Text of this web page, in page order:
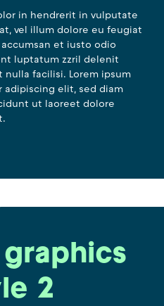
in hendrerit in vulputate
vel illum dolore eu feugiat
et iusto odio
luptatum zzril delenit
facilisi. Lorem ipsum
elit, sed diam
ut laoreet dolore
2